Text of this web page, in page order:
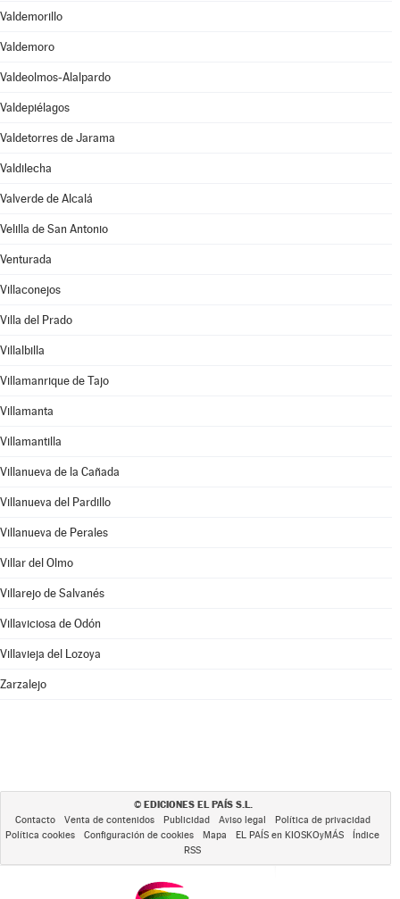
Valdemorillo
Valdemoro
Valdeolmos-Alalpardo
Valdepiélagos
Valdetorres de Jarama
Valdilecha
Valverde de Alcalá
Velilla de San Antonio
Venturada
Villaconejos
Villa del Prado
Villalbilla
Villamanrique de Tajo
Villamanta
Villamantilla
Villanueva de la Cañada
Villanueva del Pardillo
Villanueva de Perales
Villar del Olmo
Villarejo de Salvanés
Villaviciosa de Odón
Villavieja del Lozoya
Zarzalejo
© EDICIONES EL PAÍS S.L.
Contacto Venta de contenidos Publicidad Aviso legal
Política de privacidad
Política cookies
Configuración de cookies Mapa EL PAÍS en KIOSKOyMÁS
Índice
RSS